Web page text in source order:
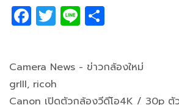
F
a
e
b
T
w
er
Li
n
e ar
e
Categories
Camera News - ข่าวกล้องใหม่
Tags
grIII, ricoh
Canon เปิดตัวกล้องวีดีโอ4K / 30p ตัว